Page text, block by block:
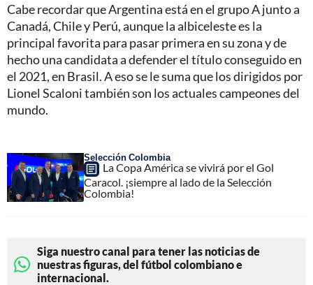
Cabe recordar que Argentina está en el grupo A junto a
Canadá, Chile y Perú, aunque la albiceleste es la
principal favorita para pasar primera en su zona y de
hecho una candidata a defender el título conseguido en
el 2021, en Brasil. A eso se le suma que los dirigidos por
Lionel Scaloni también son los actuales campeones del
mundo.
Selección Colombia
La Copa América se vivirá por el Gol
Caracol. ¡siempre al lado de la Selección
Colombia!
Siga nuestro canal para tener las noticias de
nuestras figuras, del fútbol colombiano e
internacional.